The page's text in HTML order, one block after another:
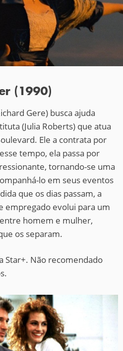
(1990)
Gere) busca ajuda
(Julia Roberts) que atua
Ele a contrata por
tempo, ela passa por
tornando-se uma
lo em seus eventos
que os dias passam, a
empregado evolui para um
homem e mulher,
os separam.
Star+. Não recomendado